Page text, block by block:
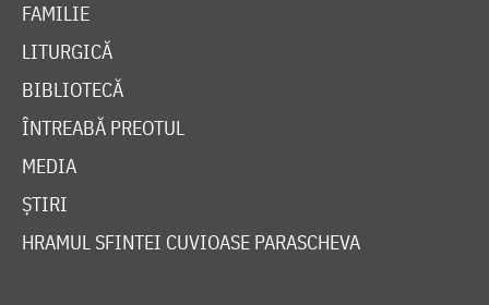
FAMILIE
LITURGICĂ
BIBLIOTECĂ
ÎNTREABĂ PREOTUL
MEDIA
ȘTIRI
HRAMUL SFINTEI CUVIOASE PARASCHEVA